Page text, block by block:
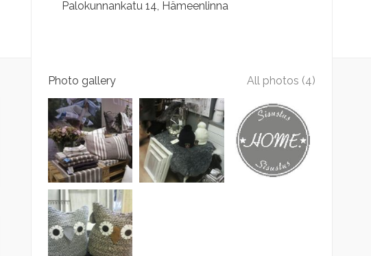
Palokunnankatu 14 Hämeenlinna
Photo gallery All photos (4)